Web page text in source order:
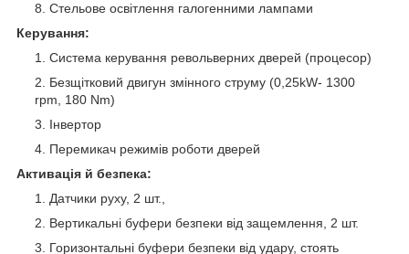
Стельове освітлення галогенними лампами
Керування:
Система керування револьверних дверей (процесор)
Безщітковий двигун змінного струму (0,25kW- 1300
rpm, 180 Nm)
Інвертор
Перемикач режимів роботи дверей
Активація й безпека:
Датчики руху, 2 шт.,
Вертикальні буфери безпеки від защемлення, 2 шт.
Горизонтальні буфери безпеки від удару, стоять